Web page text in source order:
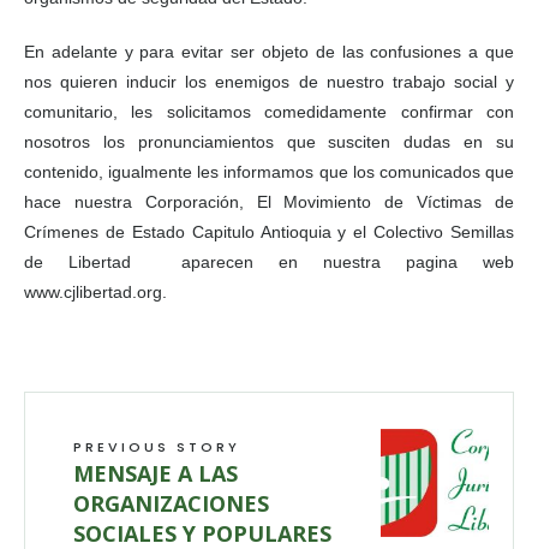
En adelante y para evitar ser objeto de las confusiones a que
nos quieren inducir los enemigos de nuestro trabajo social y
comunitario, les solicitamos comedidamente confirmar con
nosotros los pronunciamientos que susciten dudas en su
contenido, igualmente les informamos que los comunicados que
hace nuestra Corporación, El Movimiento de Víctimas de
Crímenes de Estado Capitulo Antioquia y el Colectivo Semillas
de Libertad aparecen en nuestra pagina web
www.cjlibertad.org.
PREVIOUS STORY
MENSAJE A LAS
ORGANIZACIONES
SOCIALES Y POPULARES